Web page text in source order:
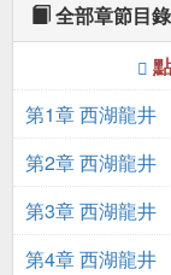
全部章節目錄
第1章 西湖龍井
第2章 西湖龍井
第3章 西湖龍井
第4章 西湖龍井